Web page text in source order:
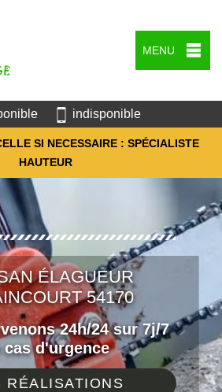
MENU
indisponible
SI NECESSAIRE : SPÉCIALISTE
HAUTEUR
ÉLAGUEUR
54170
24h/24 sur 7j/7
cas d'urgence
RÉALISATIONS